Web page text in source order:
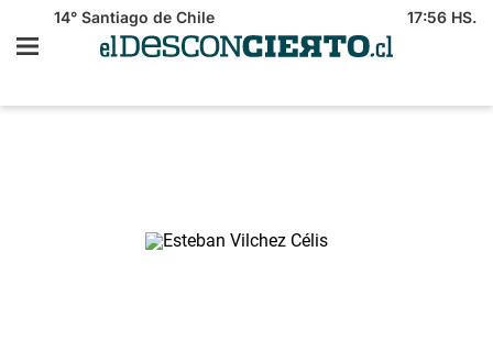
14° Santiago de Chile 17:56 HS.